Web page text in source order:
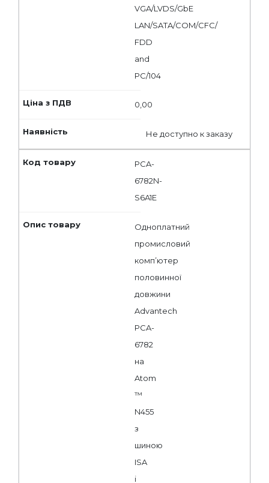
VGA/LVDS/GbE
LAN/SATA/COM/CFC/
FDD
and
PC/104
0,00
Не доступно к заказу
PCA-
6782N-
S6A1E
Одноплатний
промисловий
комп’ютер
половинної
довжини
Advantech
PCA-
6782
на
Atom
™
N455
з
шиною
ISA
і